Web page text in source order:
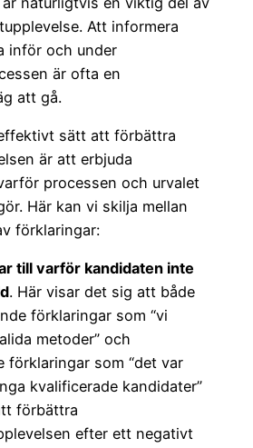
Att informera
inför och under
är ofta en
att gå.
sätt att förbättra
är att erbjuda
processen och urvalet
Här kan vi skilja mellan
förklaringar:
till varför kandidaten inte
. Här visar det sig att både
förklaringar som “vi
metoder” och
förklaringar som “det var
kvalificerade kandidater”
förbättra
efter ett negativt